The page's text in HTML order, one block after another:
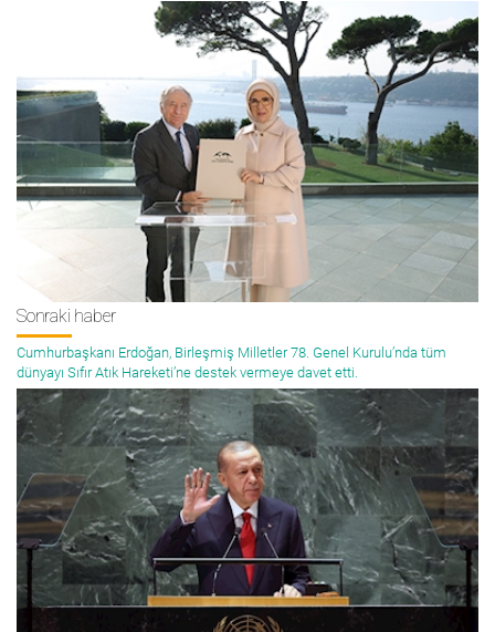
Sonraki haber
Cumhurbaşkanı Erdoğan, Birleşmiş Milletler 78. Genel Kurulu’nda tüm
dünyayı Sıfır Atık Hareketi’ne destek vermeye davet etti.